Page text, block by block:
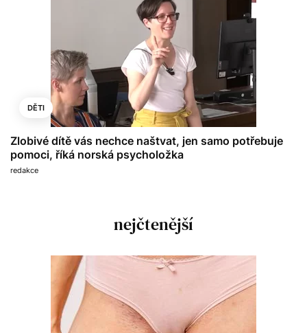
DĚTI
Zlobivé dítě vás nechce naštvat, jen samo potřebuje
pomoci, říká norská psycholožka
redakce
nejčtenější